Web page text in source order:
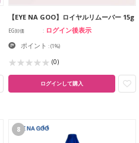
【EYE NA GOO】ロイヤルリムーバー 15g
EG卸価 ログイン後表示
ポイント :(1%)
(0)
ログインして購入
8